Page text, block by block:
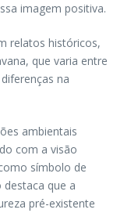
imagem positiva.
relatos históricos,
que varia entre
na
ambientais
com a visão
símbolo de
que a
pré-existente